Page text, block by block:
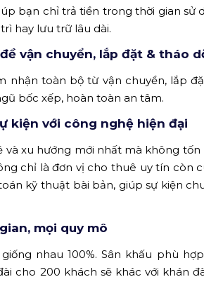
bạn chỉ trả tiền trong thời gian sử
hay lưu trữ lâu dài.
vận chuyển, lắp đặt & tháo
nhận toàn bộ từ vận chuyển, lắp
bốc xếp, hoàn toàn an tâm.
kiện với công nghệ hiện đại
xu hướng mới nhất mà không
chỉ là đơn vị cho thuê uy tín còn
kỹ thuật bài bản, giúp sự kiện
mọi quy mô
nhau 100%. Sân khấu phù
cho 200 khách sẽ khác với khán